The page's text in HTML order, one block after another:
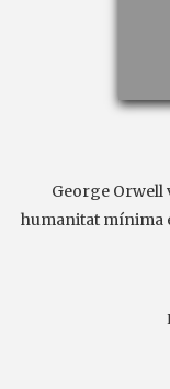
George Orwell
humanitat mínima